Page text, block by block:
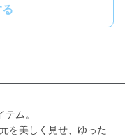
ム。
を美しく見せ、ゆった